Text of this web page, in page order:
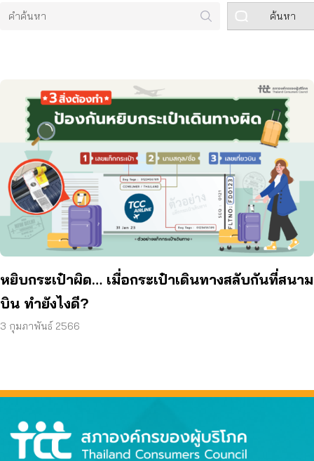
ค้นหา
หยิบกระเป๋าผิด… เมื่อกระเป๋าเดินทางสลับกันที่สนาม
บิน ทำยังไงดี?
3 กุมภาพันธ์ 2566